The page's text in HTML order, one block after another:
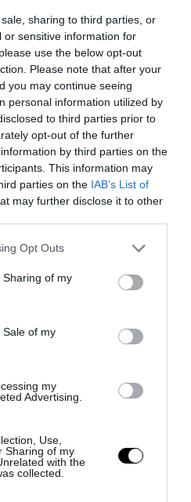
sharing to third parties, or
or sensitive information for
use the below opt-out
Please note that after your
you may continue seeing
personal information utilized by
to third parties prior to
opt-out of the further
by third parties on the
This information may
parties on the IAB’s List of
may further disclose it to other
app uses one or more Google
behaviour. You may click to
and its third-party tags to
purposes in below Google
Opt Outs
of my
of my
my
Advertising.
Use,
Sharing of my
with the
collected.
του ΠΑΟΚ: Aκόμα
τον
στην Μπαρτσελόνα
χοντρά για τον
του (φωτο)